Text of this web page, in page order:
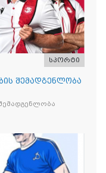
სპორტი
შემადგენლობა